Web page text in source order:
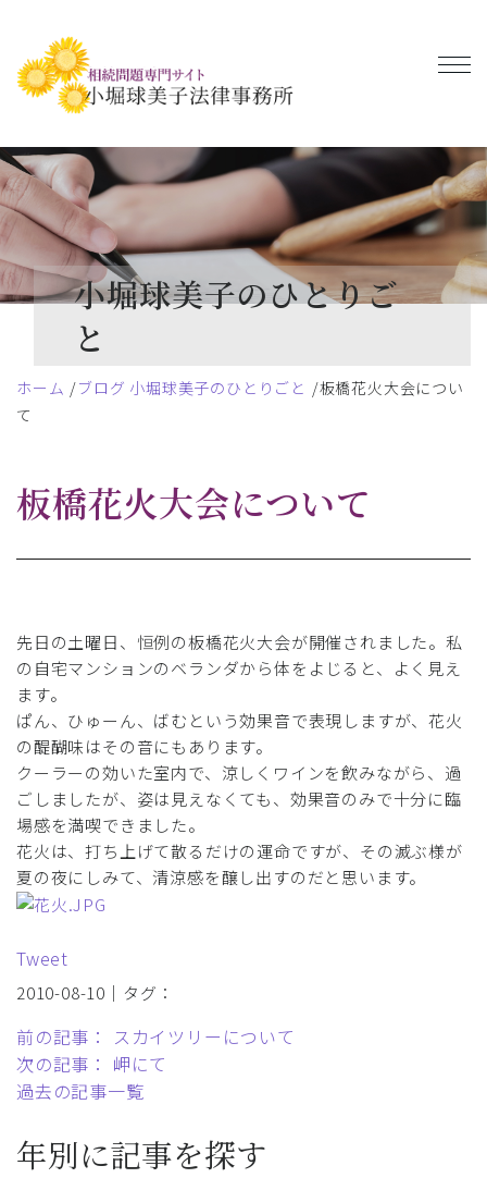
小堀球美子のひとりご
と
ホーム ブログ 小堀球美子のひとりごと
板橋花火大会につい
て
板橋花火大会について
先日の土曜日、恒例の板橋花火大会が開催されました。私
の自宅マンションのベランダから体をよじると、よく見え
ます。
ぱん、ひゅーん、ばむという効果音で表現しますが、花火
の醍醐味はその音にもあります。
クーラーの効いた室内で、涼しくワインを飲みながら、過
ごしましたが、姿は見えなくても、効果音のみで十分に臨
場感を満喫できました。
花火は、打ち上げて散るだけの運命ですが、その滅ぶ様が
夏の夜にしみて、清涼感を醸し出すのだと思います。
Tweet
2010-08-10｜タグ：
前の記事： スカイツリーについて
次の記事： 岬にて
過去の記事一覧
年別に記事を探す